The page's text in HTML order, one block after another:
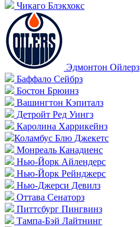
Чикаго Блэкхокс
Эдмонтон Ойлерз
Баффало Сейбрз
Бостон Брюинз
Вашингтон Кэпиталз
Детройт Ред Уингз
Каролина Харрикейнз
Коламбус Блю Джекетс
Монреаль Канадиенс
Нью-Йорк Айлендерс
Нью-Йорк Рейнджерс
Нью-Джерси Девилз
Оттава Сенаторз
Питтсбург Пингвинз
Тампа-Бэй Лайтнинг